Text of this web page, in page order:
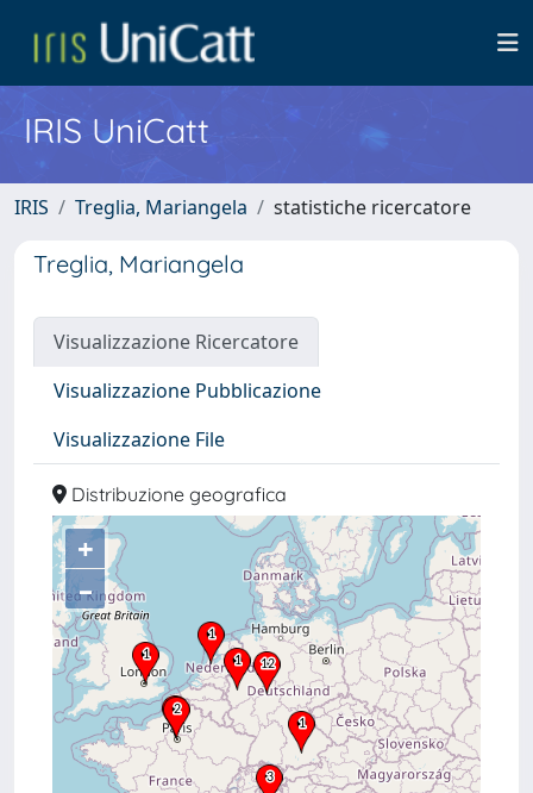
IRIS UniCatt
IRIS Treglia, Mariangela statistiche ricercatore
Treglia, Mariangela
Visualizzazione Ricercatore
Visualizzazione Pubblicazione
Visualizzazione File
Distribuzione geografica
+
–